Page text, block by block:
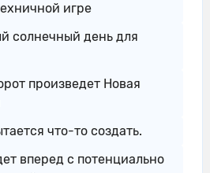
игре
солнечный день для
произведет Новая
что-то создать.
вперед с потенциально